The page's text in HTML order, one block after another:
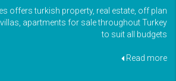
offers turkish property, real estate, off plan
apartments for sale throughout Turkey
to suit all budgets
Read more